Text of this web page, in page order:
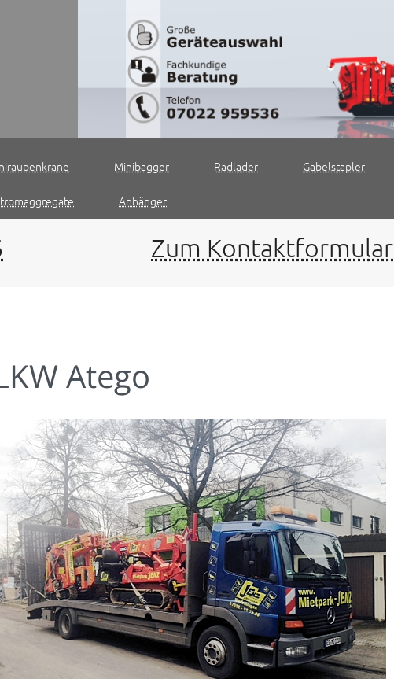
Minibagger Radlader Gabelstapler
Anhänger
Zum Kontaktformular
Atego